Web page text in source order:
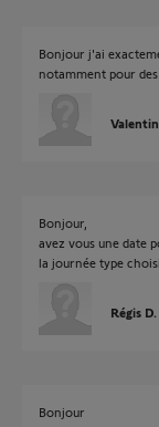
Bonjour j'ai
notamment pour
Bonjour,
avez vous une date
la journée type
Régis D.
Bonjour